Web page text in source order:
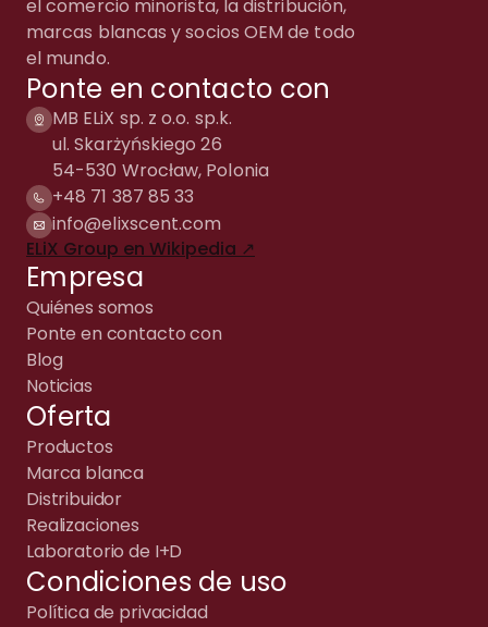
el comercio minorista, la distribución,
marcas blancas y socios OEM de todo
el mundo.
Ponte en contacto con
MB ELiX sp. z o.o. sp.k.
ul. Skarżyńskiego 26
54-530 Wrocław, Polonia
+48 71 387 85 33
info@elixscent.com
ELiX Group en Wikipedia ↗
Empresa
Quiénes somos
Ponte en contacto con
Blog
Noticias
Oferta
Productos
Marca blanca
Distribuidor
Realizaciones
Laboratorio de I+D
Condiciones de uso
Política de privacidad